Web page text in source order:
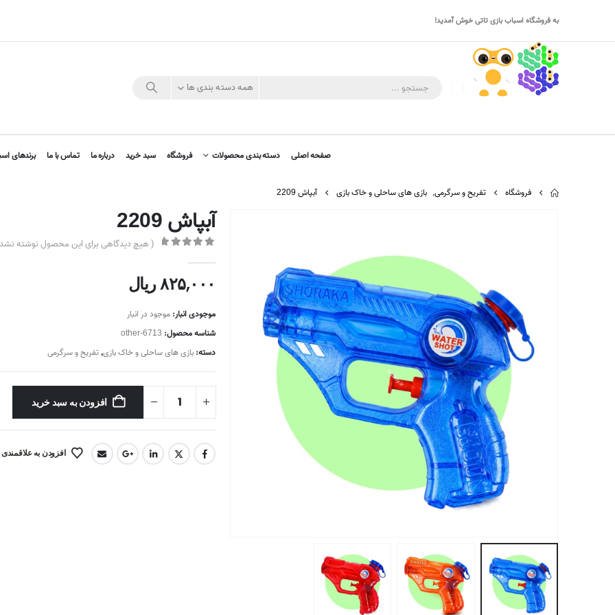
به فروشگاه اسباب بازی تاتی خوش آمدید!
همه دسته بندی ها
صفحه اصلی دسته بندی محصولات فروشگاه سبد خرید درباره ما تماس با ما برندهای
فروشگاه تفریح و سرگرمی, بازی های ساحلی و خاک بازی آبپاش 2209
آبپاش 2209
( هیچ دیدگاهی برای این محصول نوشته
۸۲۵,۰۰۰ریال
موجودی انبار: موجود در انبار
شناسه محصول: other-6713
دسته: بازی های ساحلی و خاک بازی,تفریح و سرگرمی
افزودن به سبد خرید
افزودن به علاقمندی